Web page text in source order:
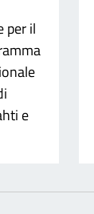
per il
e